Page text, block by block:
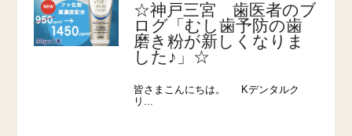
☆神戸三宮 歯医者のブ
ログ「むし歯予防の歯
磨き粉が新しくなりま
した♪」☆
皆さまこんにちは。 Kデンタルク
リ...